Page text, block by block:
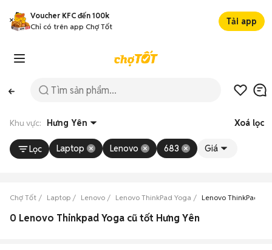
Voucher KFC đến 100k
Chỉ có trên app Chợ Tốt
Tải app
Khu vực: Hưng Yên Xoá lọc
Lọc Laptop Lenovo 683 Giá
Chợ Tốt Laptop Lenovo Lenovo ThinkPad Yoga Lenovo ThinkPad
0 Lenovo Thinkpad Yoga cũ tốt Hưng Yên